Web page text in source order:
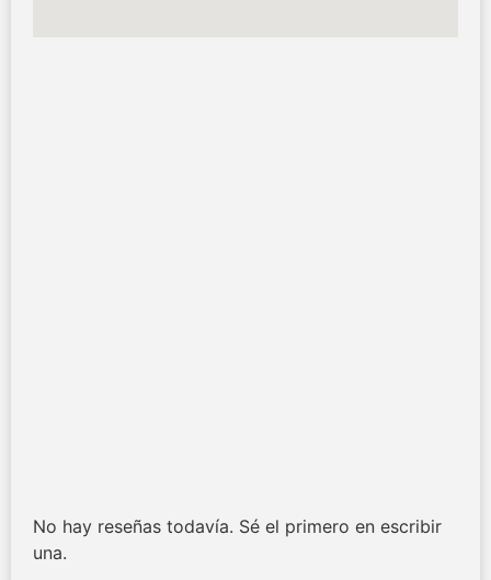
No hay reseñas todavía. Sé el primero en escribir
una.